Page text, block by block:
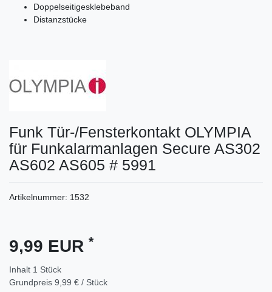
Doppelseitigesklebeband
Distanzstücke
Funk Tür-/Fensterkontakt OLYMPIA
für Funkalarmanlagen Secure AS302
AS602 AS605 # 5991
Artikelnummer: 1532
9,99 EUR *
Inhalt 1 Stück
Grundpreis 9,99 € / Stück